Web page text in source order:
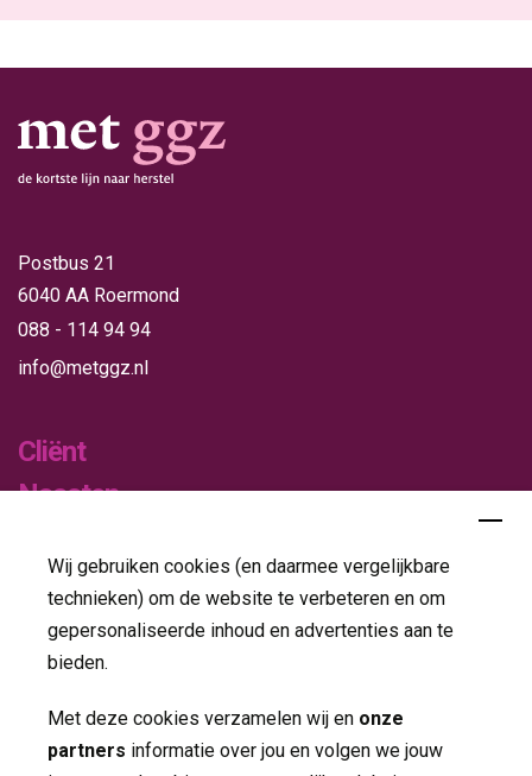
Wij gebruiken cookies (en daarmee vergelijkbare
technieken) om de website te verbeteren en om
gepersonaliseerde inhoud en advertenties aan te
bieden.
Met deze cookies verzamelen wij en onze
partners informatie over jou en volgen we jouw
Postbus 21
6040 AA Roermond
088 - 114 94 94
info@metggz.nl
Cliënt
Naasten
Publicaties
Folders
Jaarverslagen
Nieuws